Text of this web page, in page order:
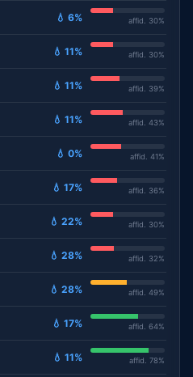
💧 6% affid. 30%
💧 11% affid. 30%
💧 11% affid. 39%
💧 11% affid. 43%
💧 0% affid. 41%
💧 17% affid. 36%
💧 22% affid. 30%
💧 28% affid. 32%
💧 28% affid. 49%
💧 17% affid. 64%
💧 11% affid. 78%